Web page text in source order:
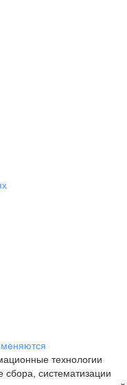
технологии
систематизации